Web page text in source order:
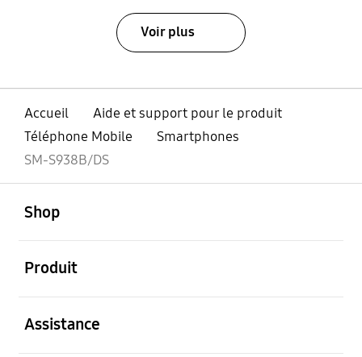
Voir plus
Accueil
Aide et support pour le produit
Téléphone Mobile
Smartphones
SM-S938B/DS
Shop
Produit
Assistance